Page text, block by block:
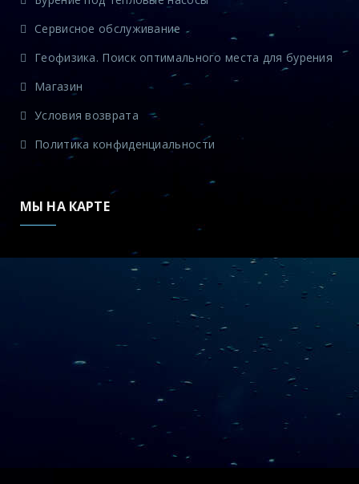
Сервисное обслуживание
Геофизика. Поиск оптимального места для бурения
Магазин
Условия возврата
Политика конфиденциальности
МЫ НА КАРТЕ